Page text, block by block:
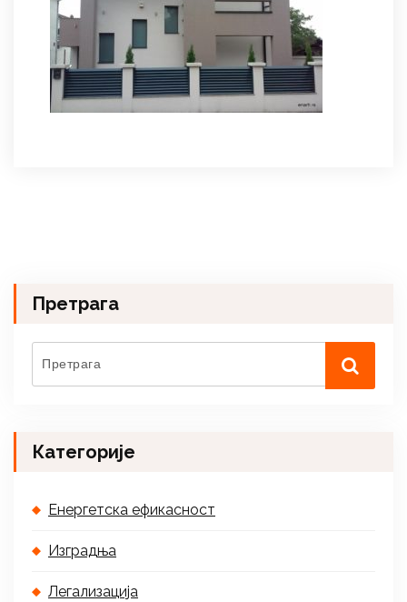
Претрага
Категорије
Енергетска ефикасност
Изградња
Легализација